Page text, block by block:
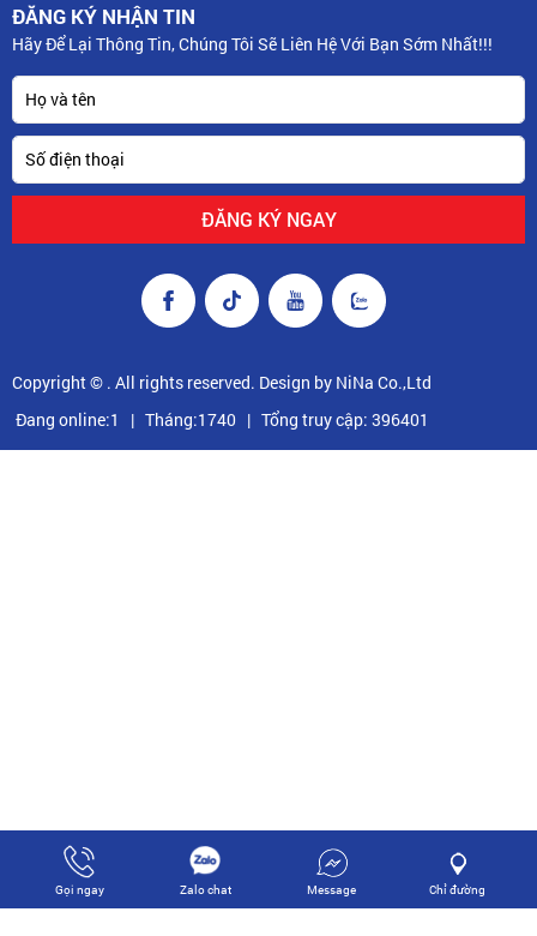
Gọi ngay Zalo chat Message Chỉ đường
ĐĂNG KÝ NHẬN TIN
Hãy Để Lại Thông Tin, Chúng Tôi Sẽ Liên Hệ Với Bạn Sớm Nhất!!!
Copyright © . All rights reserved. Design by NiNa Co.,Ltd
Đang online:1
| Tháng:1740 | Tổng truy cập: 396401